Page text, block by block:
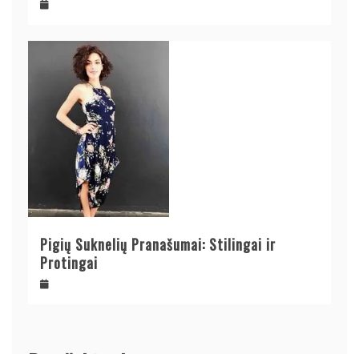
Pigių Suknelių Pranašumai: Stilingai ir
Protingai